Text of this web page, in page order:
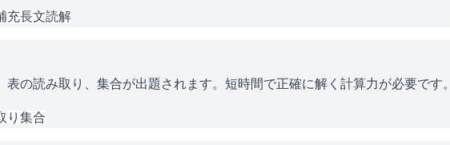
充長文読解
の読み取り、集合が出題されます。短時間で正確に解く計算力が必要です。
り 集合